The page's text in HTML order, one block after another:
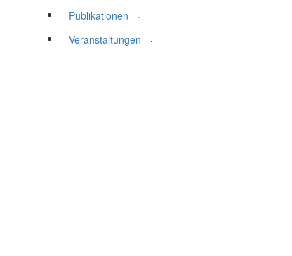
Publikationen
.
Veranstaltungen
.